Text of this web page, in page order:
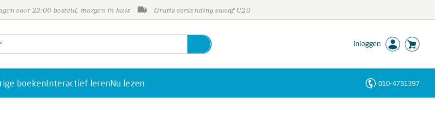
voor 23:00 besteld, morgen in huis Gratis verzending vanaf €20
Inloggen
boekenInteractief lerenNu lezen 010-4731397
Personen